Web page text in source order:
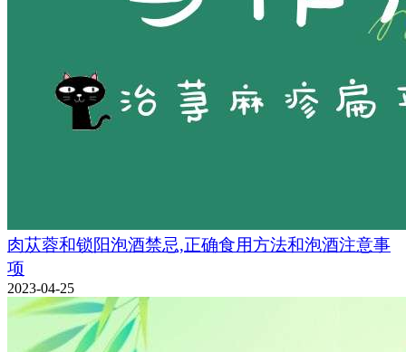
肉苁蓉和锁阳泡酒禁忌,正确食用方法和泡酒注意事
项
2023-04-25